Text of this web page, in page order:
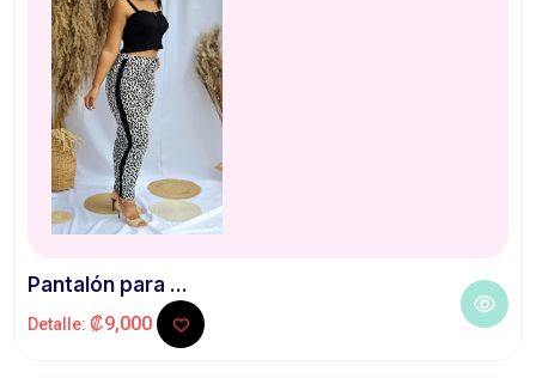
Pantalón para ...
Detalle: ₡9,000